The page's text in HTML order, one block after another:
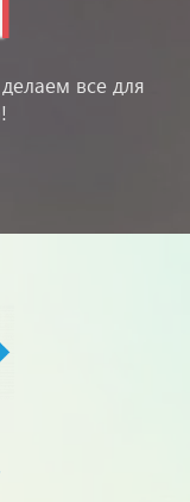
все для